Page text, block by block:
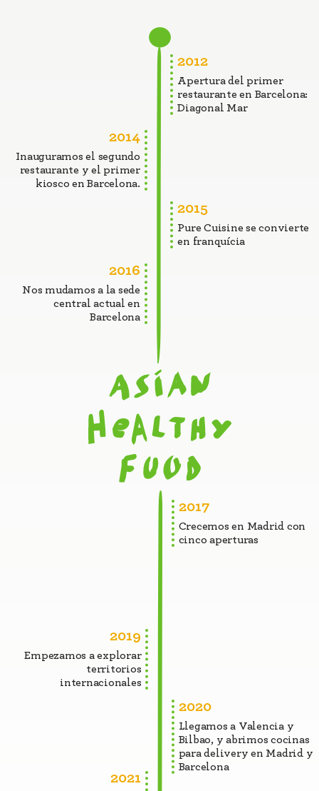
preparan al momento y en vivo, mezclando
los ingredientes seleccionados por nuestros
clientes con la magia del wok tradicional
preparación, por eso nuestros platos se
pueden preparar en menos de 3 minutos.
Gracias a eso, los precios de Pure Cuisine son
accesibles para todos los públicos.
2012
Apertura del primer
restaurante en Barcelona:
Diagonal Mar
2014
Inauguramos el segundo
restaurante y el primer
kiosco en Barcelona.
2015
Pure Cuisine se convierte
en franquícia
2016
Nos mudamos a la sede
central actual en
Barcelona
2017
Crecemos en Madrid con
cinco aperturas
2019
Empezamos a explorar
territorios
internacionales
2020
Llegamos a Valencia y
Bilbao, y abrimos cocinas
para delivery en Madrid y
Barcelona
2021